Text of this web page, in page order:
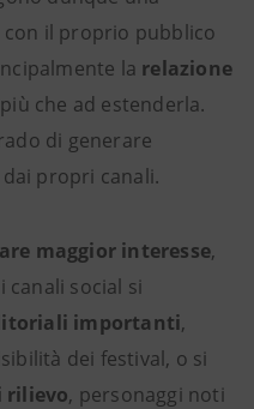
il proprio pubblico
la relazione
che ad estenderla.
di generare
propri canali.
maggior interesse,
social si
importanti,
dei festival, o si
rilievo, personaggi noti